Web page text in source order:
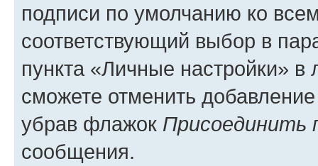
подписи по умолчанию ко
соответствующий выбор в
пункта «Личные настройки»
сможете отменить
убрав флажок Присоединить
сообщения.